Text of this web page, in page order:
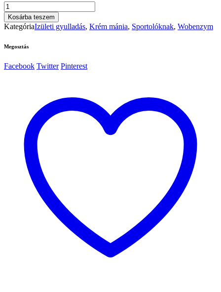
Enzyme
Wied®
krém
50g.
mennyiség
Kosárba teszem
KategóriaIzületi gyulladás, Krém mánia, Sportolóknak, Wobenzym
Megosztás
Facebook Twitter Pinterest